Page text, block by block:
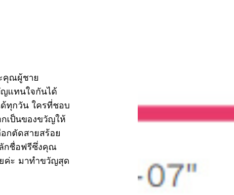
คุณผู้ชาย
แทนใจกันได้
ด้ทุกวัน ใครที่ชอบ
เป็นของขวัญให้
กตัดสายสร้อย
กชื่อฟรีซึ่งคุณ
ค่ะ มาทำขวัญสุด